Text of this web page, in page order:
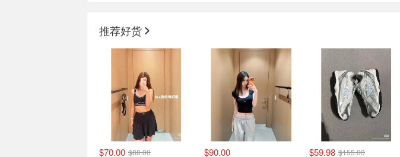
Golf Town 高尔夫装备上新
清单
高尔夫球杆 $120
磁吸防水健身挎包 水斜挎
胸包+可调肩带
$35.99
史低价：Hurley Pickleball
球拍套装！含2球2拍
$56.99 $81.98
推荐好货
$70.00 $88.00 $90.00 $59.98 $155.00